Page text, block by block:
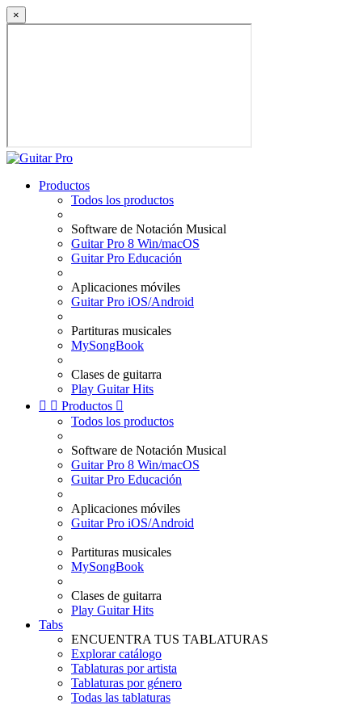
×
Productos
Todos los productos
Software de Notación Musical
Guitar Pro 8 Win/macOS
Guitar Pro Educación
Aplicaciones móviles
Guitar Pro iOS/Android
Partituras musicales
MySongBook
Clases de guitarra
Play Guitar Hits
  Productos 
Todos los productos
Software de Notación Musical
Guitar Pro 8 Win/macOS
Guitar Pro Educación
Aplicaciones móviles
Guitar Pro iOS/Android
Partituras musicales
MySongBook
Clases de guitarra
Play Guitar Hits
Tabs
ENCUENTRA TUS TABLATURAS
Explorar catálogo
Tablaturas por artista
Tablaturas por género
Todas las tablaturas